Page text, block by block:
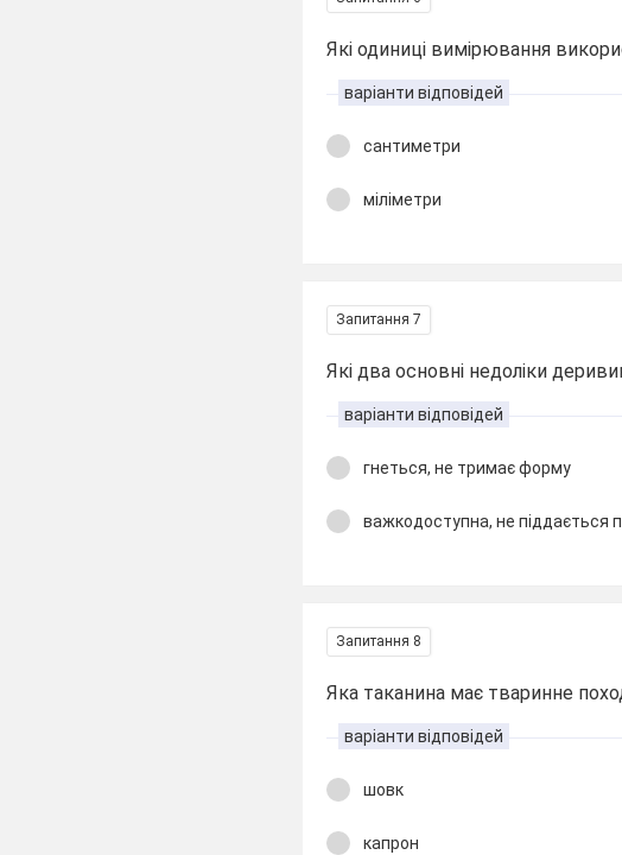
Які одиниці вимірювання
варіанти відповідей
сантиметри
міліметри
Запитання 7
Які два основні недоліки
варіанти відповідей
гнеться, не тримає форму
важкодоступна, не піддається
Запитання 8
Яка таканина має тваринне
варіанти відповідей
шовк
капрон